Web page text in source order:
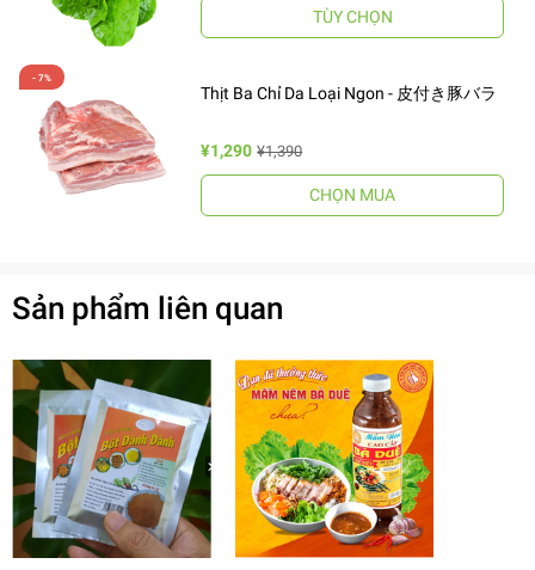
TÙY CHỌN
Thịt Ba Chỉ Da Loại Ngon - 皮付き豚バラ
¥1,290 ¥1,390
CHỌN MUA
Sản phẩm liên quan